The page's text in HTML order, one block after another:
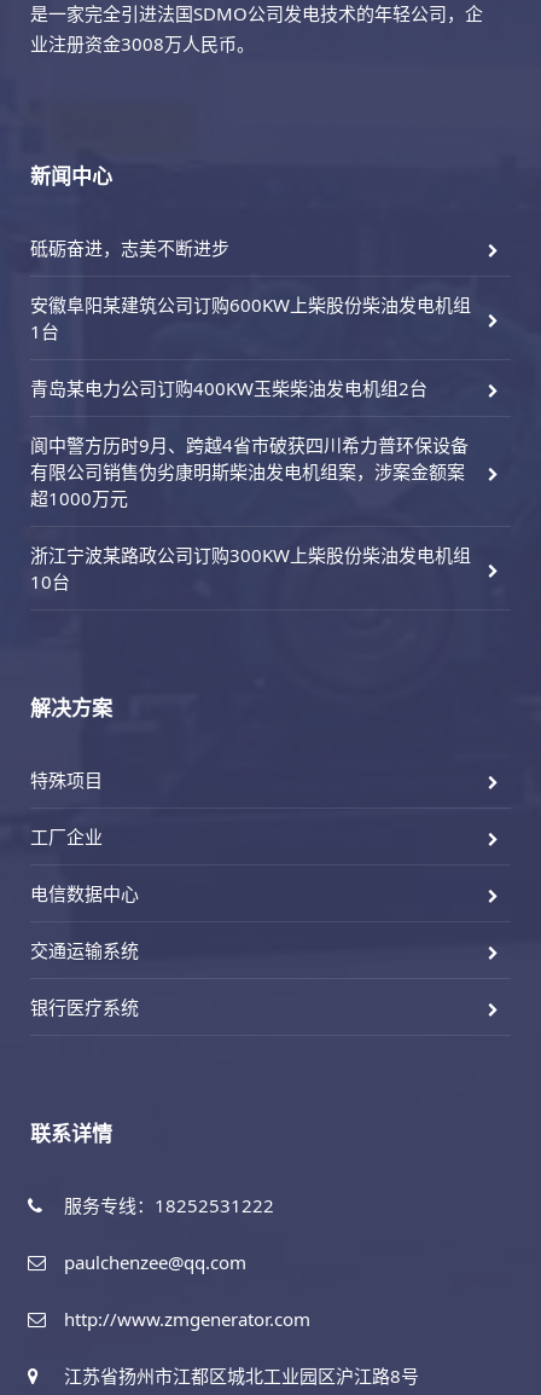
是一家完全引进法国SDMO公司发电技术的年轻公司，企
业注册资金3008万人民币。
新闻中心
砥砺奋进，志美不断进步
安徽阜阳某建筑公司订购600KW上柴股份柴油发电机组
1台
青岛某电力公司订购400KW玉柴柴油发电机组2台
阆中警方历时9月、跨越4省市破获四川希力普环保设备
有限公司销售伪劣康明斯柴油发电机组案，涉案金额案
超1000万元
浙江宁波某路政公司订购300KW上柴股份柴油发电机组
10台
解决方案
特殊项目
工厂企业
电信数据中心
交通运输系统
银行医疗系统
联系详情
服务专线：18252531222
paulchenzee@qq.com
http://www.zmgenerator.com
江苏省扬州市江都区城北工业园区沪江路8号